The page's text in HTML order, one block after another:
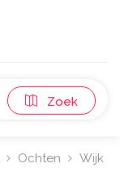
Zoek
Ochten Wijk